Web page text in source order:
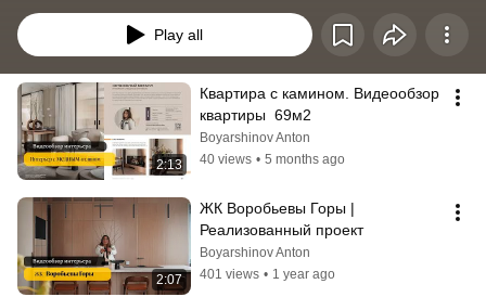
Play all
2:13
Квартира с камином. Видеообзор
квартиры  69м2
Boyarshinov Anton
40 views • 5 months ago
2:07
ЖК Воробьевы Горы |
Реализованный проект
Boyarshinov Anton
401 views • 1 year ago